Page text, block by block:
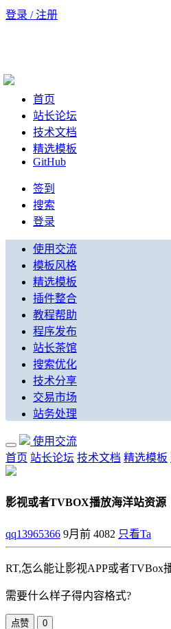
登录 / 注册
首页
站长论坛
技术文档
精选模板
GitHub
签到
搜索
登录
使用交流
模板风格
精选模板
插件整合
教程帮助
程序发布
站长茶馆
搜索优化
技术分享
交易市场
站务处理
使用交流
首页 站长论坛 技术文档 精选模板
影视或者TVBOX播放海洋站资源
qq13965366 9月前 4082 只看Ta
RT,怎么能让影视APP或者TVBox
需要什么样子得内容格式?
点赞
0